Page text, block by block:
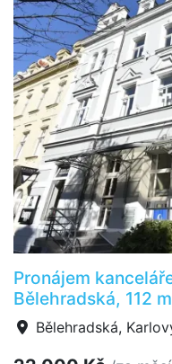
Pronájem
Bělehradská, 112 m
Bělehradská,